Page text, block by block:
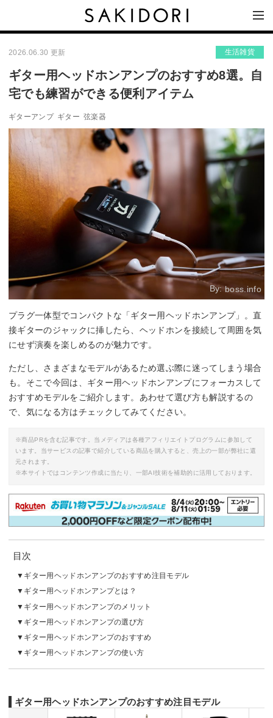
2026.06.30 更新 生活雑貨
ギター用ヘッドホンアンプのおすすめ8選。自
宅でも練習ができる便利アイテム
ギターアンプ ギター 弦楽器
By:boss.info
プラグ一体型でコンパクトな「ギター用ヘッドホンアンプ」。直
接ギターのジャックに挿したら、ヘッドホンを接続して周囲を気
にせず演奏を楽しめるのが魅力です。
ただし、さまざまなモデルがあるため選ぶ際に迷ってしまう場合
も。そこで今回は、ギター用ヘッドホンアンプにフォーカスして
おすすめモデルをご紹介します。あわせて選び方も解説するの
で、気になる方はチェックしてみてください。
※商品PRを含む記事です。当メディアは各種アフィリエイトプログラムに参加して
います。当サービスの記事で紹介している商品を購入すると、売上の一部が弊社に還
元されます。
※本サイトではコンテンツ作成に当たり、一部AI技術を補助的に活用しております。
目次
ギター用ヘッドホンアンプのおすすめ注目モデル
ギター用ヘッドホンアンプとは？
ギター用ヘッドホンアンプのメリット
ギター用ヘッドホンアンプの選び方
ギター用ヘッドホンアンプのおすすめ
ギター用ヘッドホンアンプの使い方
ギター用ヘッドホンアンプのおすすめ注目モデル